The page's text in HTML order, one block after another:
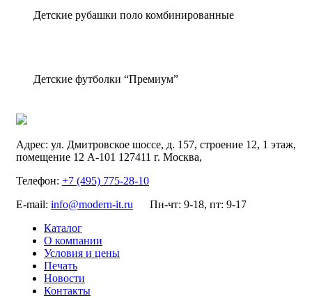
Детские рубашки поло комбинированные
Детские футболки “Премиум”
Адрес: ул. Дмитровское шоссе, д. 157, строение 12, 1 этаж,
помещение 12 А-101 127411 г. Москва,
Телефон: +7 (495) 775-28-10
E-mail: info@modern-it.ru
Пн-чт: 9-18, пт: 9-17
Каталог
О компании
Условия и цены
Печать
Новости
Контакты